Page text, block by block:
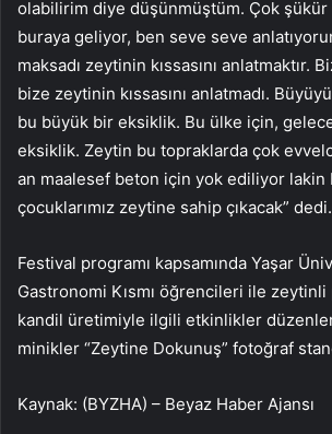
olabilirim diye düşünmüştüm. Çok
buraya geliyor, ben seve seve
maksadı zeytinin kıssasını anlatmaktır.
bize zeytinin kıssasını anlatmadı.
bu büyük bir eksiklik. Bu ülke için,
eksiklik. Zeytin bu topraklarda çok
an maalesef beton için yok ediliyor lakin
çocuklarımız zeytine sahip çıkacak” dedi.
Festival programı kapsamında Yaşar
Gastronomi Kısmı öğrencileri ile
kandil üretimiyle ilgili etkinlikler
minikler “Zeytine Dokunuş” fotoğraf
Kaynak: (BYZHA) – Beyaz Haber Ajansı